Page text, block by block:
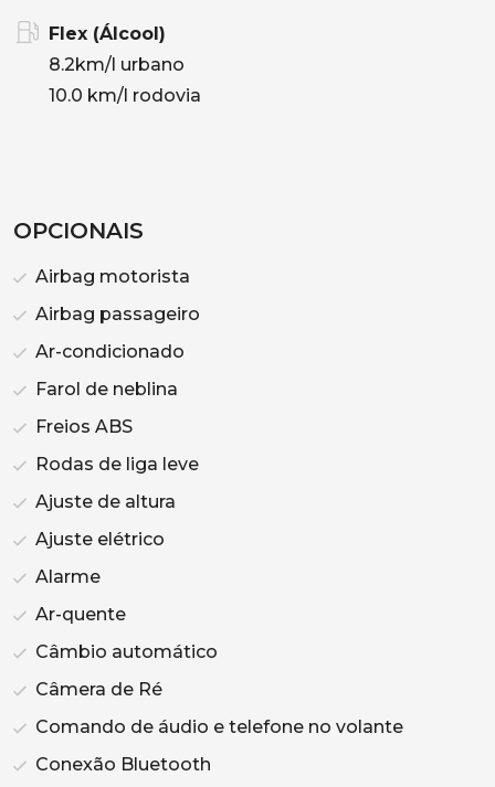
Flex (Álcool)
8.2km/l urbano
10.0 km/l rodovia
OPCIONAIS
Airbag motorista
Airbag passageiro
Ar-condicionado
Farol de neblina
Freios ABS
Rodas de liga leve
Ajuste de altura
Ajuste elétrico
Alarme
Ar-quente
Câmbio automático
Câmera de Ré
Comando de áudio e telefone no volante
Conexão Bluetooth